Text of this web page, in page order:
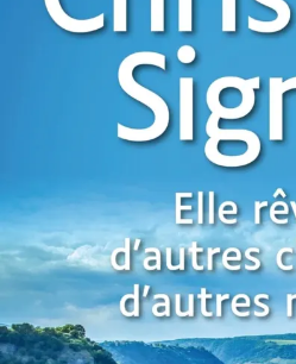
Elle rêvait d’autres
matins
Christian